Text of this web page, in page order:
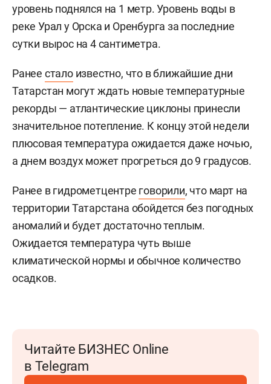
уровень поднялся на 1 метр. Уровень воды в
реке Урал у Орска и Оренбурга за последние
сутки вырос на 4 сантиметра.
Ранее сталоизвестно, что в ближайшие дни
Татарстан могут ждать новые температурные
рекорды — атлантические циклоны принесли
значительное потепление. К концу этой недели
плюсовая температура ожидается даже ночью,
а днем воздух может прогреться до 9 градусов.
Ранее в гидрометцентре говорили, что март на
территории Татарстана обойдется без погодных
аномалий и будет достаточно теплым.
Ожидается температура чуть выше
климатической нормы и обычное количество
осадков.
Читайте БИЗНЕС Online
в Telegram